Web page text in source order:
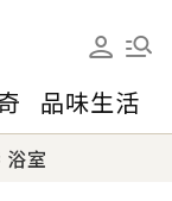
品味生活
浴室